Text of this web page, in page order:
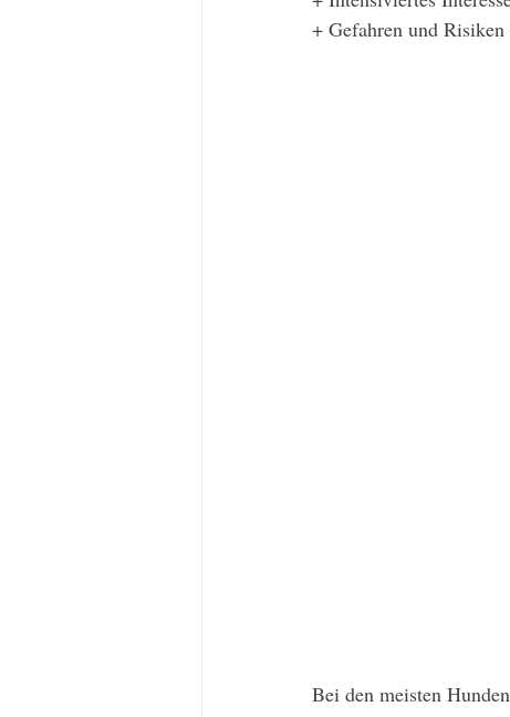
+ Gefahren und
Bei den meisten